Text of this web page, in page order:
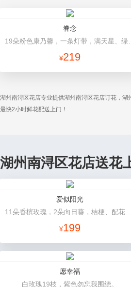
眷念
¥219
湖州南浔区花店专业提供湖州南浔区花店订花，
最快2小时鲜花配送上门！
湖州南浔区花店送花
爱似阳光
¥199
愿幸福
白玫瑰19枝，紫色勿忘我围绕。